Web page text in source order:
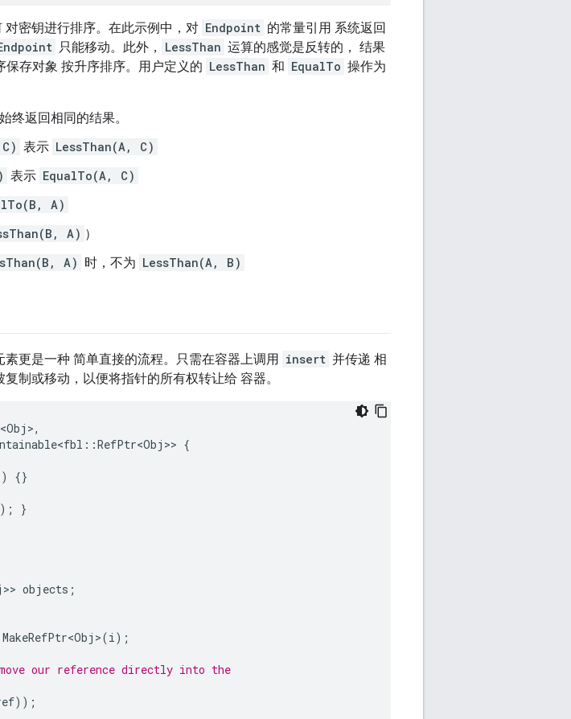
密钥进行排序。在此示例中，对 Endpoint 的常量引用 系统返回
只能移动。此外， LessThan 运算的感觉是反转的， 结果
保存对象 按升序排序。用户定义的 LessThan 和 EqualTo 操作为
终返回相同的结果。
表示 LessThan(A, C)
表示 EqualTo(A, C)
A)
A) ）
A) 时，不为 LessThan(A, B)
更是一种 简单直接的流程。只需在容器上调用 insert 并传递 相
制或移动，以便将指针的所有权转让给 容器。
,
::RefPtr<Obj>> {
)
{}
}
> objects ;
MakeRefPtr<Obj>(i);
our reference directly into the
));